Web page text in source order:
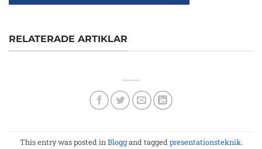
RELATERADE ARTIKLAR
This entry was posted in Bloggand tagged presentationsteknik.